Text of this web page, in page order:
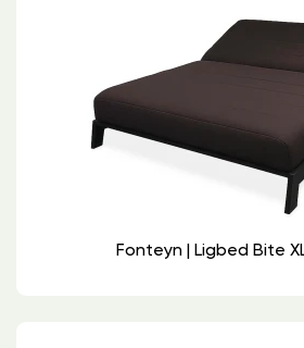
Fonteyn | Ligbed Bite